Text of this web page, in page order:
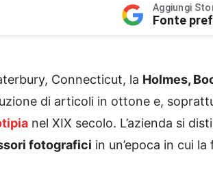
Aggiungi
Fonte
Connecticut, la Holmes,
di articoli in ottone e,
nel XIX secolo. L’azienda si
fotografici in un’epoca in cui